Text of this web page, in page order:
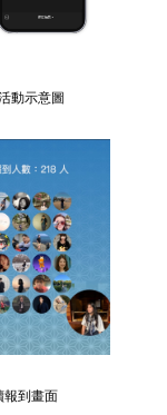
動示意圖
報到畫面